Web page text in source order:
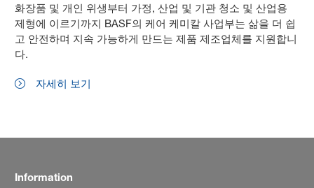
화장품 및 개인 위생부터 가정, 산업 및 기관 청소 및 산업용
제형에 이르기까지 BASF의 케어 케미칼 사업부는 삶을 더 쉽
고 안전하며 지속 가능하게 만드는 제품 제조업체를 지원합니
다.
자세히 보기
Information